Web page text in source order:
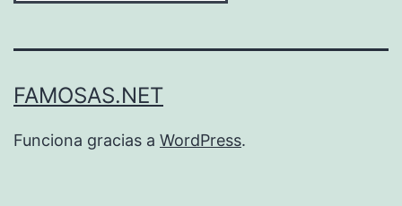
FAMOSAS.NET
Funciona gracias a WordPress.